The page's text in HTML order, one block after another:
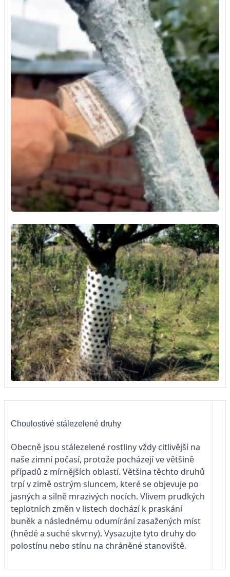
Choulostivé stálezelené druhy
Obecně jsou stálezelené rostliny vždy citlivější na
naše zimní počasí, protože pocházejí ve většině
případů z mírnějších oblastí. Většina těchto druhů
trpí v zimě ostrým sluncem, které se objevuje po
jasných a silně mrazivých nocích. Vlivem prudkých
teplotních změn v listech dochází k praskání
buněk a následnému odumírání zasažených míst
(hnědé a suché skvrny). Vysazujte tyto druhy do
polostínu nebo stínu na chráněné stanoviště.